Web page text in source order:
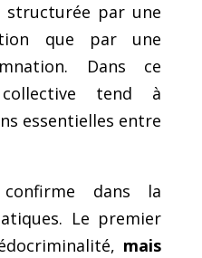
structurée par une
que par une
Dans ce
tend à
essentielles entre
dans la
Le premier
mais